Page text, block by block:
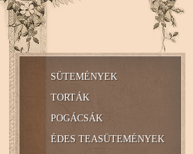
SÜTEMÉNYEK
TORTÁK
POGÁCSÁK
ÉDES TEASÜTEMÉNYEK